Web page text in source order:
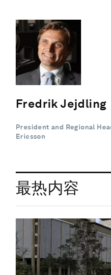
Fredrik Jejdling
President and Regional
Ericsson
最热内容